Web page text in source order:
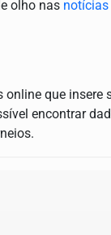
olho nas notícias
que
encontrar